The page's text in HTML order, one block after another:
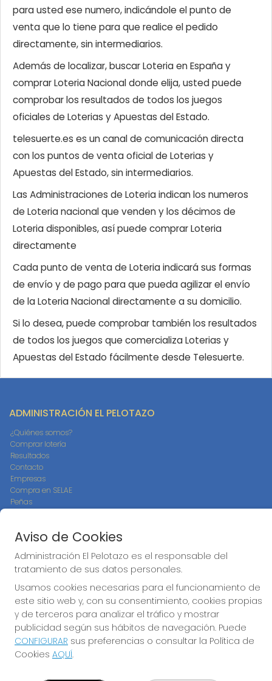
para usted ese numero, indicándole el punto de
venta que lo tiene para que realice el pedido
directamente, sin intermediarios.
Además de localizar, buscar Loteria en España y
comprar Loteria Nacional donde elija, usted puede
comprobar los resultados de todos los juegos
oficiales de Loterias y Apuestas del Estado.
telesuerte.es es un canal de comunicación directa
con los puntos de venta oficial de Loterias y
Apuestas del Estado, sin intermediarios.
Las Administraciones de Loteria indican los numeros
de Loteria nacional que venden y los décimos de
Loteria disponibles, así puede comprar Loteria
directamente
Cada punto de venta de Loteria indicará sus formas
de envío y de pago para que pueda agilizar el envío
de la Loteria Nacional directamente a su domicilio.
Si lo desea, puede comprobar también los resultados
de todos los juegos que comercializa Loterias y
Apuestas del Estado fácilmente desde Telesuerte.
ADMINISTRACIÓN EL PELOTAZO
¿Quiénes somos?
Comprar lotería
Resultados
Contacto
Empresas
Compra en SELAE
Peñas
Registro
CONTACTO
ADMINISTRACION DE LOTERIAS: 17-CADIZ - RECEPTOR
OFICIAL: 21300
956073495
Clica aquí para contactar por WhatsApp
640517524
info@administracionelpelotazo.es
Callejones Cardoso nº12
Aviso de Cookies
Administración El Pelotazo es el responsable del
tratamiento de sus datos personales.
Usamos cookies necesarias para el funcionamiento de
este sitio web y, con su consentimiento, cookies propias
y de terceros para analizar el tráfico y mostrar
publicidad según sus hábitos de navegación. Puede
CONFIGURAR sus preferencias o consultar la Política de
Cookies AQUÍ.